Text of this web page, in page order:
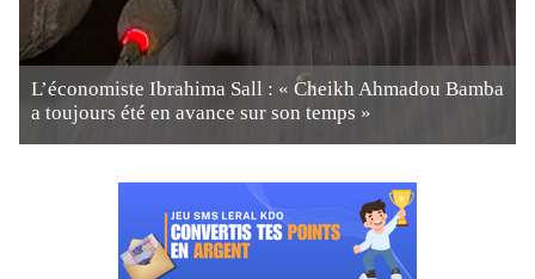
L’économiste Ibrahima Sall : « Cheikh Ahmadou Bamba
a toujours été en avance sur son temps »